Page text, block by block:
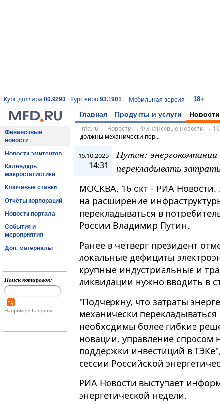
Курс доллара 80.9293 Курс евро 93.1901 Мобильная версия 18+
Главная Продукты и услуги Новости
Финансовые
новости
Новости эмитентов
Календарь
макростатистики
Ключевые ставки
Отчёты корпораций
Новости портала
События и
мероприятия
Доп. материалы
Поиск котировок:
Например: Газпром
mfd.ru→ Новости → Финансовые новости →
должны механически пер...
16.10.2025
14:31
Путин:
перекладывать
МОСКВА, 16 окт - РИА Новости.
на расширение
перекладываться в
России Владимир Путин.
Ранее в четверг президент
локальные дефициты
крупные индустриальные и
ликвидации нужно вводить в
"Подчеркну, что затраты
механически
необходимы более гибкие
новации, управление спросом
поддержки инвестиций в
сессии Российской
РИА Новости выступает
энергетической недели.